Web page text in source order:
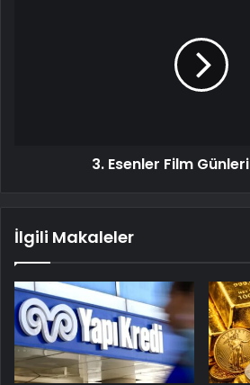
3. Esenler Film
İlgili Makaleler